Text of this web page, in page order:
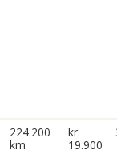
224.200
km
kr
19.900